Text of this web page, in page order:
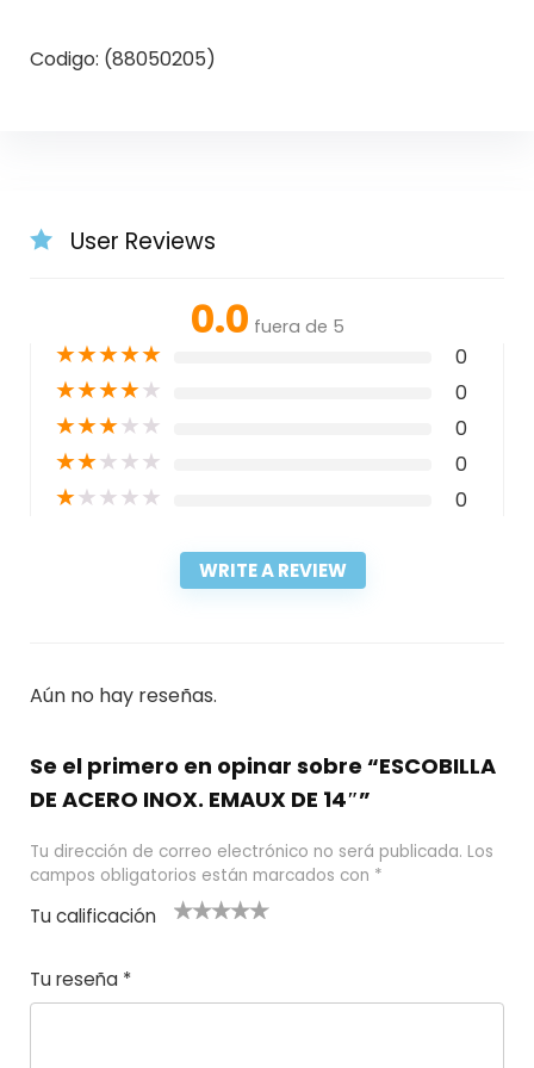
Codigo: (88050205)
User Reviews
0.0 fuera de 5
★★★★★ 0
★★★★★ 0
★★★★★ 0
★★★★★ 0
★★★★★ 0
WRITE A REVIEW
Aún no hay reseñas.
Se el primero en opinar sobre “ESCOBILLA
DE ACERO INOX. EMAUX DE 14″”
Tu dirección de correo electrónico no será publicada. Los
campos obligatorios están marcados con *
Tu calificación
e
5
las
s
Tu reseña *